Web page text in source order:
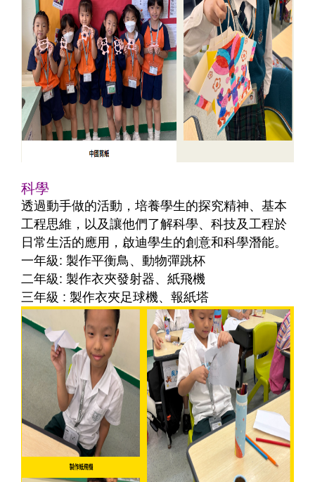
科學
透過動手做的活動，培養學生的探究精神、基本
工程思維，以及讓他們了解科學、科技及工程於
日常生活的應用，啟迪學生的創意和科學潛能。
一年級: 製作平衡鳥、動物彈跳杯
二年級: 製作衣夾發射器、紙飛機
三年級 : 製作衣夾足球機、報紙塔